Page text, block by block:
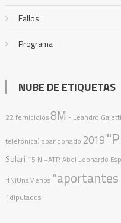
Fallos
Programa
NUBE DE ETIQUETAS
22 femicidios8M - Leandro
telefónica) abandonado 2019
Solari 15 N +ATR Abel Leonardo
#NiUnaMenos
1diputados